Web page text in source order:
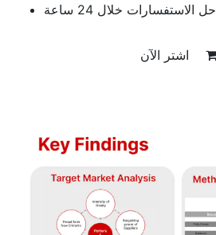
حل الاستفسارات خلال 24 ساعة